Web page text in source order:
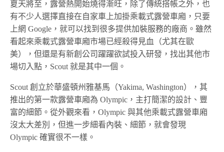
夏天將至，露營熱開始燒得漸旺，除了傳統搭帳之外，也
有不少人選擇直接在自家車上加掛乘載式露營車廂，只要
上網 Google，就可以找到很多提供加裝服務的廠商。雖然
看起來乘載式露營車廂市場已經殺得見血（尤其在歐
美），但還是有新創公司躍躍欲試投入研發，找出其他市
場切入點，Scout 就是其中一個。
Scout 創立於華盛頓州雅基馬（Yakima, Washington），其
推出的第一款露營車廂為 Olympic，主打簡潔的設計、豐
富的細節。從外觀來看，Olympic 與其他乘載式露營車廂
沒太大差別，但進一步細看內裝、細節，就會發現
Olympic 確實很不一樣。